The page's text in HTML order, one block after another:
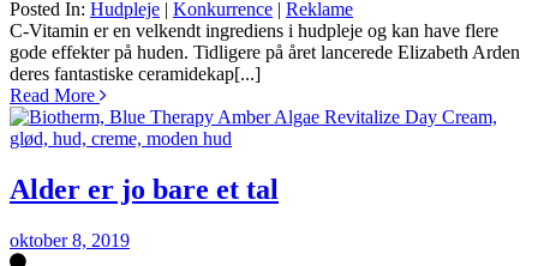
Posted In: Hudpleje | Konkurrence | Reklame
Silke
C-Vitamin er en velkendt ingrediens i hudpleje og kan have flere
gode effekter på huden. Tidligere på året lancerede Elizabeth Arden
deres fantastiske ceramidekap[...]
Read More
Alder er jo bare et tal
oktober 8, 2019